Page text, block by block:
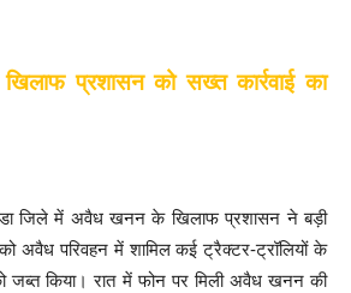
प्रशासन को सख्त कार्रवाई का
जिले में अवैध खनन के खिलाफ प्रशासन ने बड़ी
को अवैध परिवहन में शामिल कई ट्रैक्टर-ट्रॉलियों के
जब्त किया। रात में फोन पर मिली अवैध खनन की